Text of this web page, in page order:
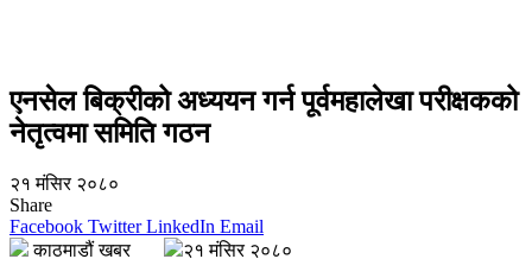
एनसेल बिक्रीको अध्ययन गर्न पूर्वमहालेखा परीक्षकको
नेतृत्वमा समिति गठन
२१ मंसिर २०८०
Share
Facebook Twitter LinkedIn Email
काठमाडौं खबर
२१ मंसिर २०८०